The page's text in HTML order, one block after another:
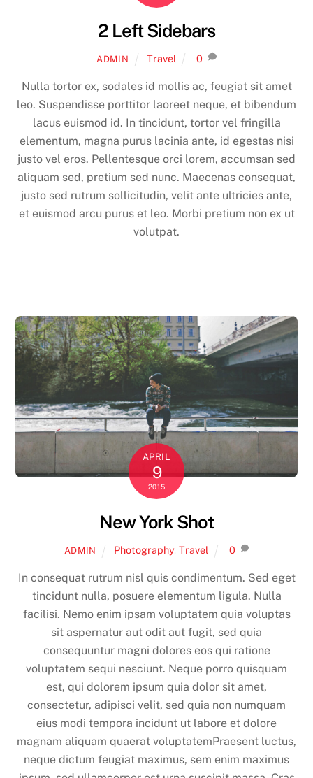
2 Left Sidebars
ADMIN Travel 0
Nulla tortor ex, sodales id mollis ac, feugiat sit amet
leo. Suspendisse porttitor laoreet neque, et bibendum
lacus euismod id. In tincidunt, tortor vel fringilla
elementum, magna purus lacinia ante, id egestas nisi
justo vel eros. Pellentesque orci lorem, accumsan sed
aliquam sed, pretium sed nunc. Maecenas consequat,
justo sed rutrum sollicitudin, velit ante ultricies ante,
et euismod arcu purus et leo. Morbi pretium non ex ut
volutpat.
APRIL
9
2015
New York Shot
ADMIN Photography,Travel 0
In consequat rutrum nisl quis condimentum. Sed eget
tincidunt nulla, posuere elementum ligula. Nulla
facilisi. Nemo enim ipsam voluptatem quia voluptas
sit aspernatur aut odit aut fugit, sed quia
consequuntur magni dolores eos qui ratione
voluptatem sequi nesciunt. Neque porro quisquam
est, qui dolorem ipsum quia dolor sit amet,
consectetur, adipisci velit, sed quia non numquam
eius modi tempora incidunt ut labore et dolore
magnam aliquam quaerat voluptatemPraesent luctus,
neque dictum feugiat maximus, sem enim maximus